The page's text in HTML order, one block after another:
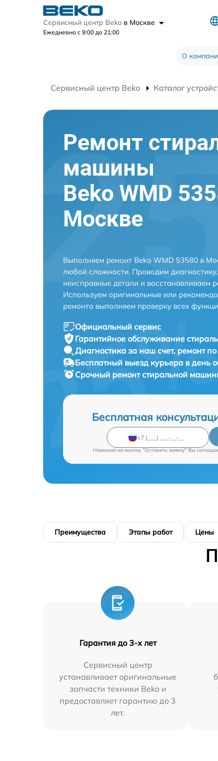
Сервисный центр Beko в Москве
Ежедневно с 9:00 до 21:00
О
Сервисный центр Beko Каталог
Ремонт
машины
Beko WMD
Москве
Выполняем ремонт Beko WMD 53580 в
любой сложности. Проводим
неисправные детали и восстанавливаем
Используем оригинальные или
ремонта выполняем проверку всех
Официальный сервис
Гарантийное обслуживание
Диагностика за наш счет, ремонт
Бесплатный выезд курьера в день
Срочный ремонтстиральной
Бесплатная
Нажимая на кнопку "Оставить заявку" Вы
Преимущества Этапы работ Цены
Гарантия до 3-х лет
Сервисный центр
устанавливает оригинальные
запчасти техники Beko и
предоставляет гарантию до 3
лет.